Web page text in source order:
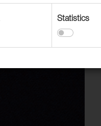
Statistics